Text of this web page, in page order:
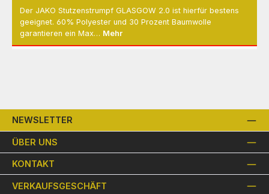
Der JAKO Stutzenstrumpf GLASGOW 2.0 ist hierfür bestens
geeignet. 60% Polyester und 30 Prozent Baumwolle
garantieren ein Max… Mehr
NEWSLETTER
ÜBER UNS
KONTAKT
VERKAUFSGESCHÄFT